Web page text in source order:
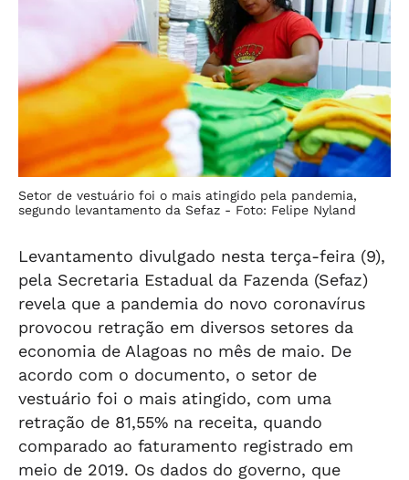
Setor de vestuário foi o mais atingido pela pandemia,
segundo levantamento da Sefaz - Foto: Felipe Nyland
Levantamento divulgado nesta terça-feira (9),
pela Secretaria Estadual da Fazenda (Sefaz)
revela que a pandemia do novo coronavírus
provocou retração em diversos setores da
economia de Alagoas no mês de maio. De
acordo com o documento, o setor de
vestuário foi o mais atingido, com uma
retração de 81,55% na receita, quando
comparado ao faturamento registrado em
meio de 2019. Os dados do governo, que